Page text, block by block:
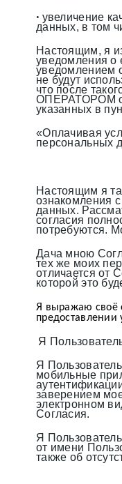
• увеличение
данных, в том
Настоящим, я
уведомления о
уведомлением
не будут
что после
ОПЕРАТОРОМ
указанных в
«Оплачивая
персональных
Настоящим я
ознакомления
данных.
согласия
потребуются.
Дача мною
тех же моих
отличается от
которой это
Я выражаю своё
предоставлении
Я
Я
мобильные
заверением
электронном
Согласия.
Я
от имени
также об